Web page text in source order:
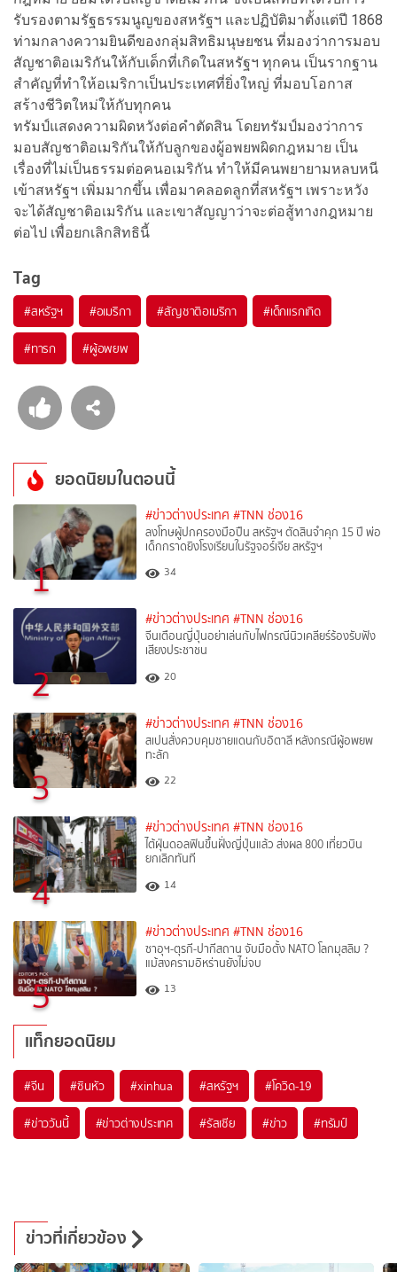
รับรองตามรัฐธรรมนูญของสหรัฐฯ และปฏิบัติมาตั้งแต่ปี 1868
ท่ามกลางความยินดีของกลุ่มสิทธิมนุษยชน ที่มองว่าการมอบ
สัญชาติอเมริกันให้กับเด็กที่เกิดในสหรัฐฯ ทุกคน เป็นรากฐาน
สำคัญที่ทำให้อเมริกาเป็นประเทศที่ยิ่งใหญ่ ที่มอบโอกาส
สร้างชีวิตใหม่ให้กับทุกคน
ทรัมป์แสดงความผิดหวังต่อคำตัดสิน โดยทรัมป์มองว่าการ
มอบสัญชาติอเมริกันให้กับลูกของผู้อพยพผิดกฎหมาย เป็น
เรื่องที่ไม่เป็นธรรมต่อคนอเมริกัน ทำให้มีคนพยายามหลบหนี
เข้าสหรัฐฯ เพิ่มมากขึ้น เพื่อมาคลอดลูกที่สหรัฐฯ เพราะหวัง
จะได้สัญชาติอเมริกัน และเขาสัญญาว่าจะต่อสู้ทางกฎหมาย
ต่อไป เพื่อยกเลิกสิทธินี้
Tag
#สหรัฐฯ #อเมริกา #สัญชาติอเมริกา #เด็กแรกเกิด
#ทารก #ผู้อพยพ
ยอดนิยมในตอนนี้
1
#ข่าวต่างประเทศ #TNN ช่อง16
ลงโทษผู้ปกครองมือปืน สหรัฐฯ ตัดสินจำคุก 15 ปี พ่อ
เด็กกราดยิงโรงเรียนในรัฐจอร์เจีย สหรัฐฯ
34
2
#ข่าวต่างประเทศ #TNN ช่อง16
จีนเตือนญี่ปุ่นอย่าเล่นกับไฟกรณีนิวเคลียร์ร้องรับฟัง
เสียงประชาชน
20
3
#ข่าวต่างประเทศ #TNN ช่อง16
สเปนสั่งควบคุมชายแดนกับอิตาลี หลังกรณีผู้อพยพ
ทะลัก
22
4
#ข่าวต่างประเทศ #TNN ช่อง16
ไต้ฝุ่นดอลฟินขึ้นฝั่งญี่ปุ่นแล้ว ส่งผล 800 เที่ยวบิน
ยกเลิกทันที
14
5
#ข่าวต่างประเทศ #TNN ช่อง16
ซาอุฯ-ตุรกี-ปากีสถาน จับมือตั้ง NATO โลกมุสลิม ?
แม้สงครามอิหร่านยังไม่จบ
13
แท็กยอดนิยม
#จีน #ซินหัว #xinhua #สหรัฐฯ #โควิด-19
#ข่าววันนี้ #ข่าวต่างประเทศ #รัสเซีย #ข่าว #ทรัมป์
ข่าวที่เกี่ยวข้อง